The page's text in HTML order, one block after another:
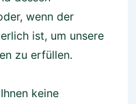
wenn der
ist, um unsere
zu erfüllen.
keine